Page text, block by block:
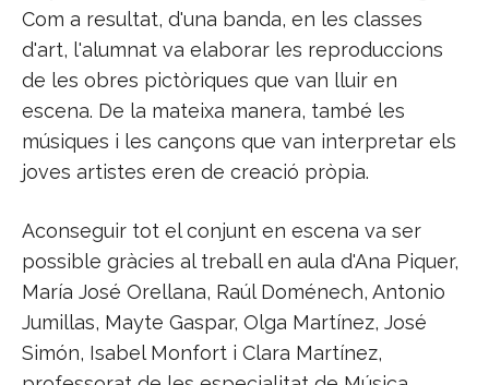
Com a resultat, d'una banda, en les classes
d'art, l'alumnat va elaborar les reproduccions
de les obres pictòriques que van lluir en
escena. De la mateixa manera, també les
músiques i les cançons que van interpretar els
joves artistes eren de creació pròpia.
Aconseguir tot el conjunt en escena va ser
possible gràcies al treball en aula d'Ana Piquer,
María José Orellana, Raúl Doménech, Antonio
Jumillas, Mayte Gaspar, Olga Martínez, José
Simón, Isabel Monfort i Clara Martínez,